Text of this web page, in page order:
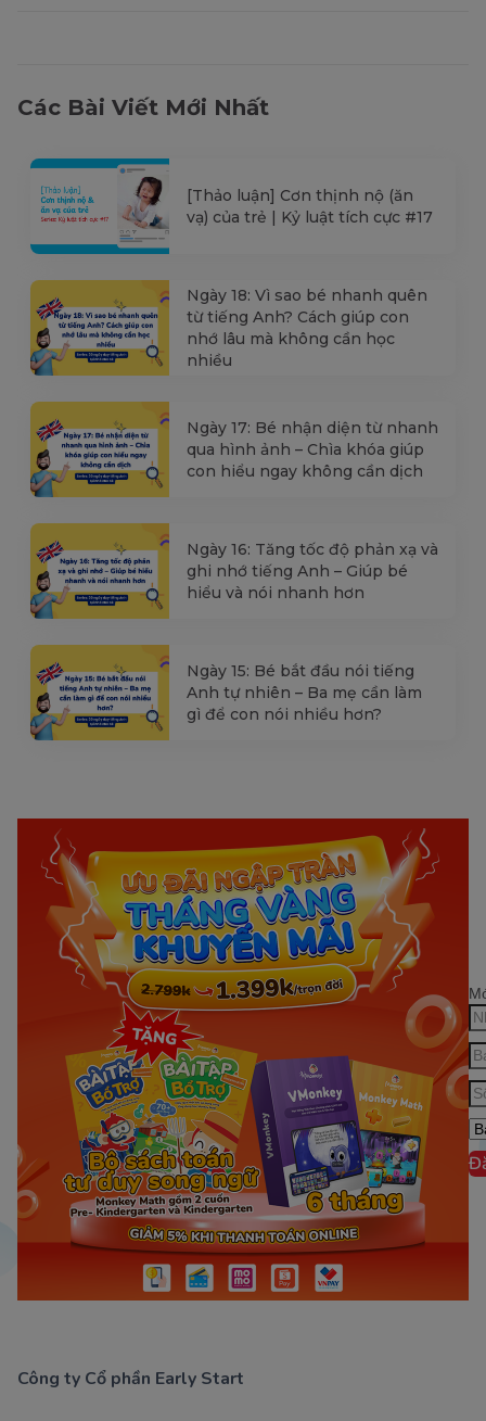
Các Bài Viết Mới Nhất
[Thảo luận] Cơn thịnh nộ (ăn
vạ) của trẻ | Kỷ luật tích cực #17
Ngày 18: Vì sao bé nhanh quên
từ tiếng Anh? Cách giúp con
nhớ lâu mà không cần học
nhiều
Ngày 17: Bé nhận diện từ nhanh
qua hình ảnh – Chìa khóa giúp
con hiểu ngay không cần dịch
Ngày 16: Tăng tốc độ phản xạ và
ghi nhớ tiếng Anh – Giúp bé
hiểu và nói nhanh hơn
Ngày 15: Bé bắt đầu nói tiếng
Anh tự nhiên – Ba mẹ cần làm
gì để con nói nhiều hơn?
Công ty Cổ phần Early Start